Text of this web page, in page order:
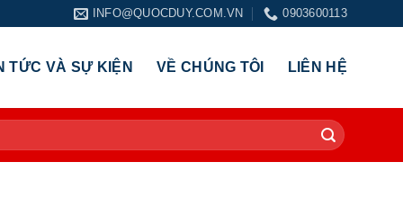
INFO@QUOCDUY.COM.VN 0903600113
TỨC VÀ SỰ KIỆN VỀ CHÚNG TÔI LIÊN HỆ